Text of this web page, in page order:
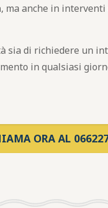
, ma anche in interventi
sia di richiedere un
in qualsiasi
ORA AL